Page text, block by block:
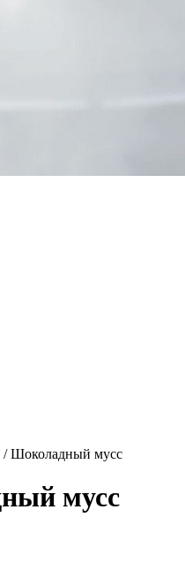
/ Шоколадный мусс
мусс